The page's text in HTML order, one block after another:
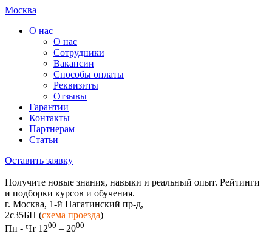
Москва
О нас
О нас
Сотрудники
Вакансии
Способы оплаты
Реквизиты
Отзывы
Гарантии
Контакты
Партнерам
Статьи
Оставить заявку
Получите новые знания, навыки и реальный опыт. Рейтинги
и подборки курсов и обучения.
г. Москва, 1-й Нагатинский пр-д,
2c35БН (схема проезда)
Пн - Чт 1200 – 2000